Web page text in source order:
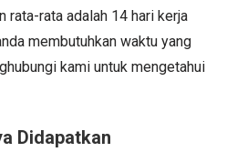
rata-rata adalah 14 hari kerja
membutuhkan waktu yang
kami untuk mengetahui
Didapatkan